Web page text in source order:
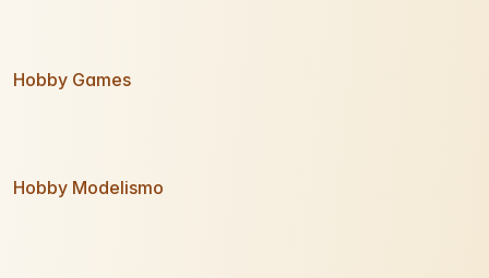
Hobby Games
Hobby Modelismo